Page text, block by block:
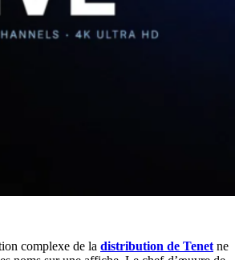
complexe de la distribution de Tenet ne